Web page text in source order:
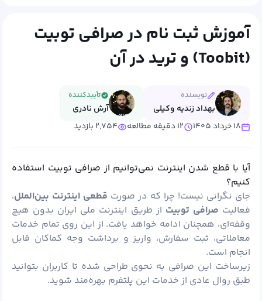
آموزش ثبت نام در صرافی توبیت
(Toobit) و ترید در آن
نویسنده
بهداد زندیه وکیلی
تأییدکننده
آرش نادری
۱۸ خرداد ۱۴۰۵
۱۲ دقیقه مطالعه ۲,۷۵۴ بازدید
آیا با قطع شدن اینترنت نمی‌توانیم از صرافی توبیت استفاده
کنیم؟
جای نگرانی نیست! چرا که در صورت قطعی اینترنت بین‌الملل،
فعالیت صرافی توبیت از طریق اینترنت ملی ایران بدون هیچ
وقفه‌ای، همچنان ادامه خواهد یافت. از این روی تمام خدمات
معاملاتی، ثبت سفارش، واریز و برداشت وجه کماکان قابل
انجام است.
زیرساخت این صرافی به نحوی طراحی شده تا کاربران ‌بتوانید
طبق روال عادی از خدمات این پلتفرم بهره‌مند شوید.